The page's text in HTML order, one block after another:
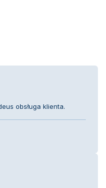
obsługa klienta.